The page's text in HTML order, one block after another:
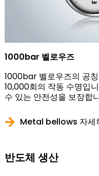
1000bar 벨로우즈
1000bar 벨로우즈의 공
10,000회의 작동 수명입
수 있는 안전성을 보장합
Metal bellows 자세
반도체 생산